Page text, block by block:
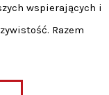
wspierających i
Razem